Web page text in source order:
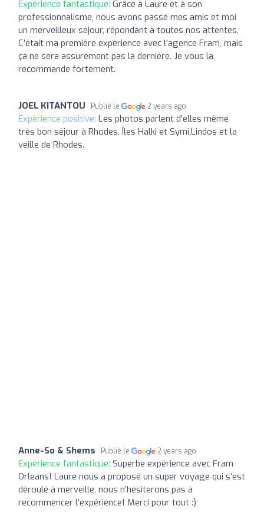
Expérience fantastique: Grâce à Laure et à son
professionnalisme, nous avons passé mes amis et moi
un merveilleux séjour, répondant à toutes nos attentes.
C’était ma première expérience avec l’agence Fram, mais
ça ne sera assurément pas la dernière. Je vous la
recommande fortement.
JOEL KITANTOU Publié le 2 years ago
Expérience positive: Les photos parlent d'elles même
très bon séjour à Rhodes, Îles Halki et Symi,Lindos et la
veille de Rhodes.
Anne-So & Shems Publié le 2 years ago
Expérience fantastique: Superbe expérience avec Fram
Orleans! Laure nous a proposé un super voyage qui s’est
déroulé à merveille, nous n’hésiterons pas à
recommencer l’expérience! Merci pour tout :)